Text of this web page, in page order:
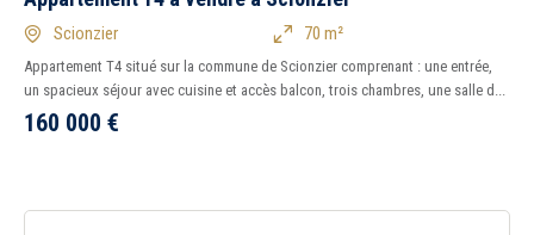
Scionzier 70 m²
Appartement T4 situé sur la commune de Scionzier comprenant : une entrée,
un spacieux séjour avec cuisine et accès balcon, trois chambres, une salle d...
160 000 €